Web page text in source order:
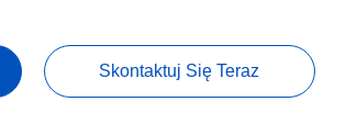
Skontaktuj Się Teraz